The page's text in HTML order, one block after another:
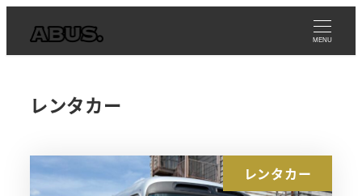
MENU
レンタカー
レンタカー